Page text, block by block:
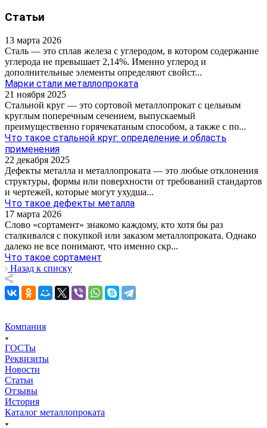
Статьи
13 марта 2026
Сталь — это сплав железа с углеродом, в котором содержание
углерода не превышает 2,14%. Именно углерод и
дополнительные элементы определяют свойст...
Марки стали металлопроката
21 ноября 2025
Стальной круг — это сортовой металлопрокат с цельным
круглым поперечным сечением, выпускаемый
преимущественно горячекатаным способом, а также с по...
Что такое стальной круг: определение и область
применения
22 декабря 2025
Дефекты металла и металлопроката — это любые отклонения
структуры, формы или поверхности от требований стандартов
и чертежей, которые могут ухудша...
Что такое дефекты металла
17 марта 2026
Слово «сортамент» знакомо каждому, кто хотя бы раз
сталкивался с покупкой или заказом металлопроката. Однако
далеко не все понимают, что именно скр...
Что такое сортамент
Назад к списку
Компания
ГОСТы
Реквизиты
Новости
Статьи
Отзывы
История
Каталог металлопроката